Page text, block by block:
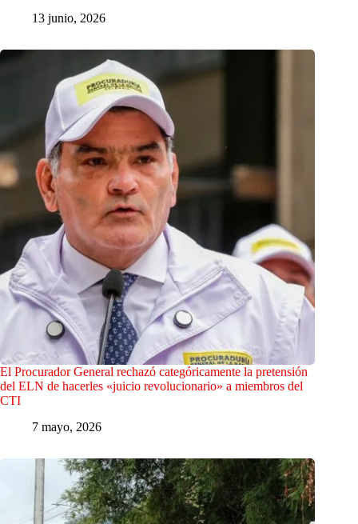
13 junio, 2026
El Procurador General rechazó categóricamente la pretensión
del ELN de hacerles «juicio revolucionario» a miembros del
CTI
7 mayo, 2026